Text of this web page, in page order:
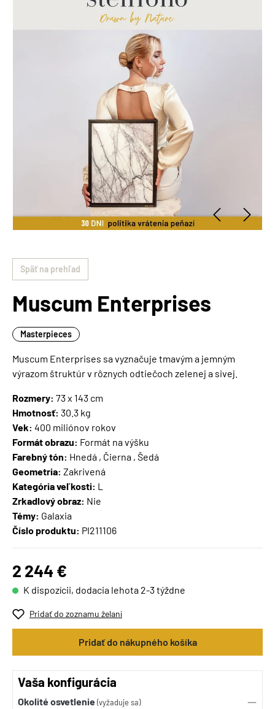
Späť na prehľad
Muscum Enterprises
Masterpieces
Muscum Enterprises sa vyznačuje tmavým a jemným
výrazom štruktúr v rôznych odtiečoch zelenej a sivej.
Rozmery: 73 x 143 cm
Hmotnosť: 30.3 kg
Vek: 400 miliónov rokov
Formát obrazu: Formát na výšku
Farebný tón: Hnedá , Čierna , Šedá
Geometria: Zakrivená
Kategória veľkosti: L
Zrkadlový obraz: Nie
Témy: Galaxia
Číslo produktu: PI211106
2 244 €
K dispozícii, dodacia lehota 2-3 týždne
Pridať do zoznamu želaní
Pridať do nákupného košíka
Vaša konfigurácia
Okolité osvetlenie (vyžaduje sa)